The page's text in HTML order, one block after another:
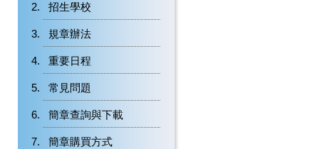
招生學校
規章辦法
重要日程
常見問題
簡章查詢與下載
簡章購買方式